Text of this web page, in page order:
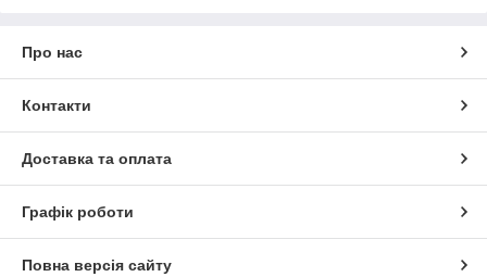
Про нас
Контакти
Доставка та оплата
Графік роботи
Повна версія сайту